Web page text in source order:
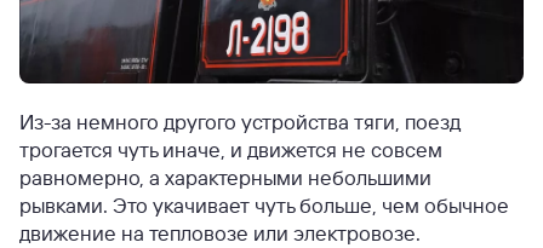
Из-за немного другого устройства тяги, поезд
трогается чуть иначе, и движется не совсем
равномерно, а характерными небольшими
рывками. Это укачивает чуть больше, чем обычное
движение на тепловозе или электровозе.